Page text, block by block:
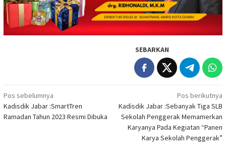
SEBARKAN
Navigasi
pos
Pos sebelumnya
Kadisdik Jabar :SmartTren
Ramadan Tahun 2023 Resmi Dibuka
Pos berikutnya
Kadisdik Jabar :Sebanyak Tiga SLB
Sekolah Penggerak Memamerkan
Karyanya Pada Kegiatan “Panen
Karya Sekolah Penggerak”